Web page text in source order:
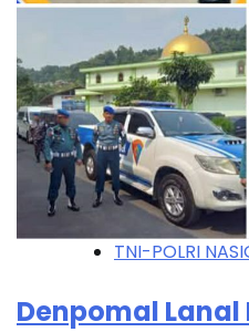
TNI-POLRI
Denpomal